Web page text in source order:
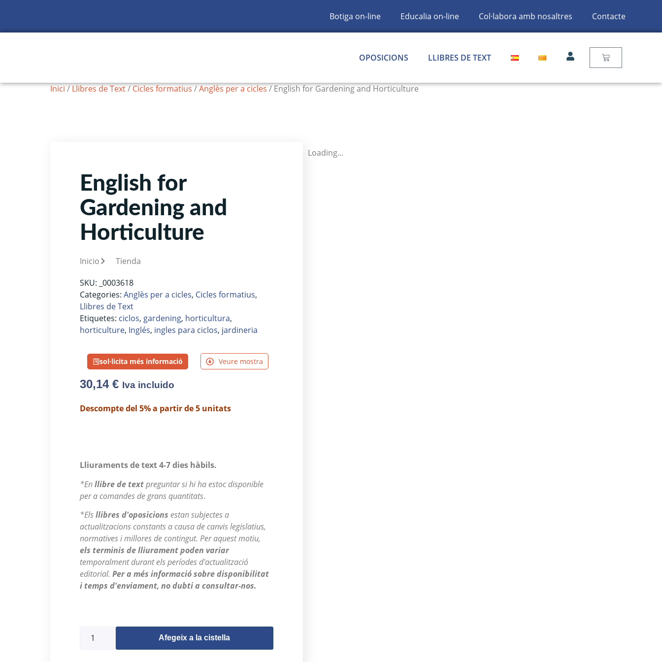
Botiga on-line Educalia on-line Col·labora amb nosaltres Contacte
OPOSICIONS LLIBRES DE TEXT
Inici/Llibres de Text/Cicles formatius/Anglès per a cicles/ English for Gardening and Horticulture
English for
Gardening and
Horticulture
Inicio
Tienda
SKU: _0003618
Categories: Anglès per a cicles, Cicles formatius,
Llibres de Text
Etiquetes: ciclos, gardening, horticultura,
horticulture, Inglés, ingles para ciclos, jardineria
sol·licita més informació Veure mostra
30,14 € Iva incluido
Descompte del 5% a partir de 5 unitats
Lliuraments de text 4-7 dies hàbils.
*Enllibre de textpreguntar si hi ha estoc disponible
per a comandes de grans quantitats.
*Elsllibres d'oposicions estan subjectes a
actualitzacions constants a causa de canvis legislatius,
normatives i millores de contingut. Per aquest motiu,
els terminis de lliurament poden variar
temporalment durant els períodes d'actualització
editorial. Per a més informació sobre disponibilitat
i temps d'enviament, no dubti a consultar-nos.
Afegeix a la cistella
Loading...